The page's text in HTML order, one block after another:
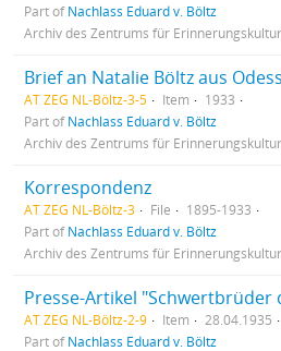
Part ofNachlass Eduard v. Böltz
Archiv des Zentrums für
Brief an Natalie Böltz aus
AT ZEG NL-Böltz-3-5 Item
1933
Part ofNachlass Eduard v. Böltz
Archiv des Zentrums für
Korrespondenz
AT ZEG NL-Böltz-3 File
1895-1933
Part ofNachlass Eduard v. Böltz
Archiv des Zentrums für
AT ZEG NL-Böltz-2-9 Item
28.04.1935
Part ofNachlass Eduard v. Böltz